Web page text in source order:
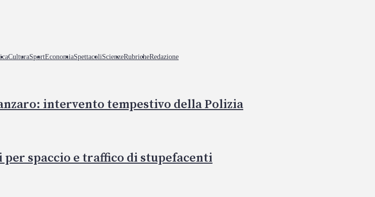
CulturaSportEconomiaSpettacoliScienzeRubricheRedazione
intervento tempestivo della Polizia
spaccio e traffico di stupefacenti